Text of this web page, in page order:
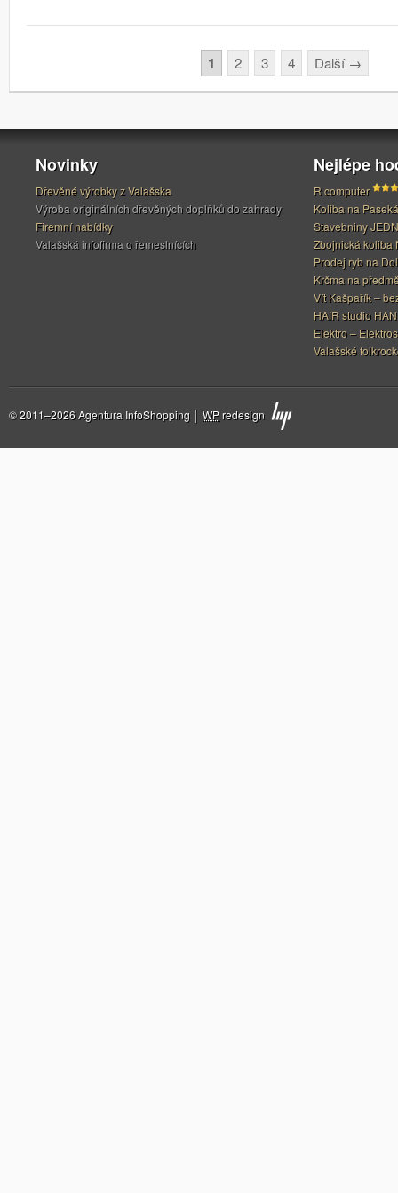
1 2 3 4 Další →
Novinky
Dřevěné výrobky z Valašska
Výroba originálních dřevěných doplňků do zahrady
Firemní nabídky
Valašská infofirma o řemeslnících
Nejlépe
R computer
Koliba na
Stavebniny
Zbojnická koliba
Prodej ryb na
Krčma na
Vít Kašpařík –
HAIR studio
Elektro –
Valašské
© 2011–2026 Agentura InfoShopping │ WPredesign